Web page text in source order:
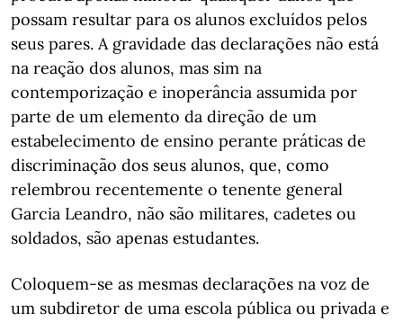
possam resultar para os alunos excluídos pelos
seus pares. A gravidade das declarações não está
na reação dos alunos, mas sim na
contemporização e inoperância assumida por
parte de um elemento da direção de um
estabelecimento de ensino perante práticas de
discriminação dos seus alunos, que, como
relembrou recentemente o tenente general
Garcia Leandro, não são militares, cadetes ou
soldados, são apenas estudantes.
Coloquem-se as mesmas declarações na voz de
um subdiretor de uma escola pública ou privada e